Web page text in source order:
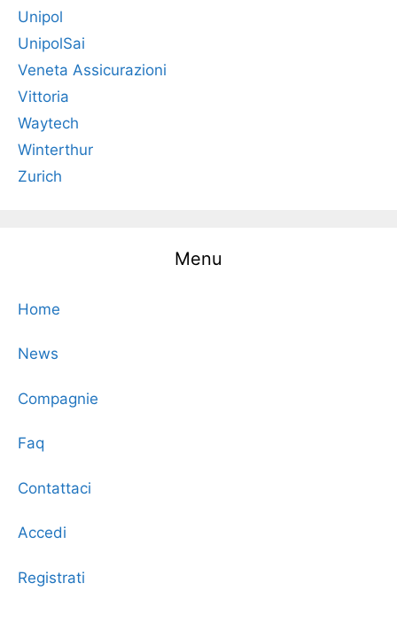
Unipol
UnipolSai
Veneta Assicurazioni
Vittoria
Waytech
Winterthur
Zurich
Menu
Home
News
Compagnie
Faq
Contattaci
Accedi
Registrati